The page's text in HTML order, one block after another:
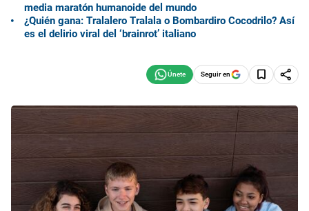
media maratón humanoide del mundo
¿Quién gana: Tralalero Tralala o Bombardiro Cocodrilo? Así
es el delirio viral del ‘brainrot’ italiano
Seguir en